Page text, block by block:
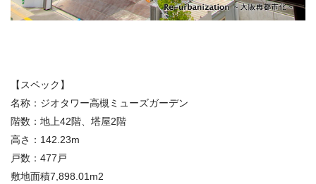
【スペック】
名称：ジオタワー高槻ミューズガーデン
階数：地上42階、塔屋2階
高さ：142.23m
戸数：477戸
敷地面積7,898.01m2